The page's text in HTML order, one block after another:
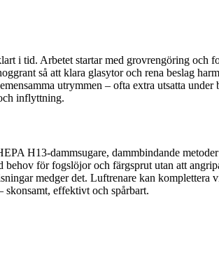
i tid. Arbetet startar med grovrengöring och
så att klara glasytor och rena beslag
utrymmen – ofta extra utsatta
inflyttning.
H13-dammsugare, dammbindande
för fogslöjor och färgsprut utan att
medger det. Luftrenare kan
skonsamt, effektivt och spårbart.